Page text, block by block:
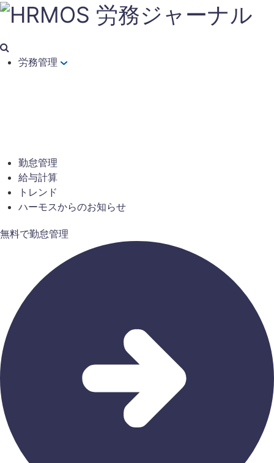
労務管理
勤怠管理
給与計算
トレンド
ハーモスからのお知らせ
無料で勤怠管理